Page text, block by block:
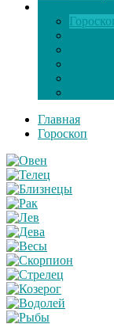
Главная
Гороскоп